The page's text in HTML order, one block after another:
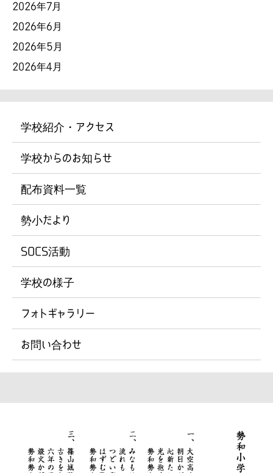
2026年7月
2026年6月
2026年5月
2026年4月
学校紹介・アクセス
学校からのお知らせ
配布資料一覧
勢小だより
SOCS活動
学校の様子
フォトギャラリー
お問い合わせ